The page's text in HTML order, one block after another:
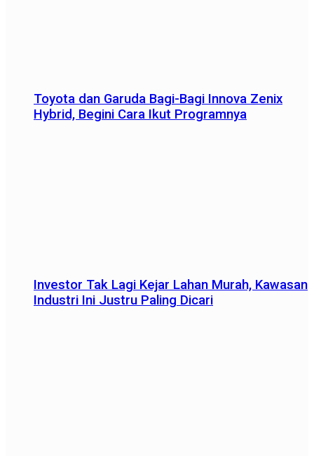
Toyota dan Garuda Bagi-Bagi Innova Zenix
Hybrid, Begini Cara Ikut Programnya
Investor Tak Lagi Kejar Lahan Murah, Kawasan
Industri Ini Justru Paling Dicari